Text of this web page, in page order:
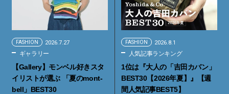
FASHION 2026.7.27
ギャラリー
【Gallery】モンベル好きスタ
イリストが選ぶ 「夏のmont-
bell」BEST30
FASHION 2026.8.1
人気記事ランキング
1位は『大人の「吉田カバン」
BEST30【2026年夏】』【週
間人気記事BEST5】